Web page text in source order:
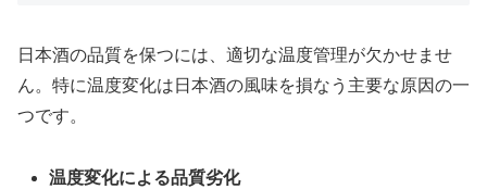
日本酒の品質を保つには、適切な温度管理が欠かせませ
ん。特に温度変化は日本酒の風味を損なう主要な原因の一
つです。
温度変化による品質劣化